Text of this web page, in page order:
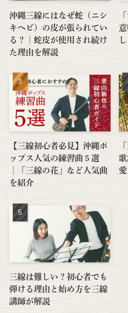
沖縄三線にはなぜ蛇（ニシ
キヘビ）の皮が張られてい
る？│蛇皮が使用され続け
た理由を解説
【三線初心者必見】沖縄ポ
ップス人気の練習曲５選
│「三線の花」など人気曲
を紹介
三線は難しい？初心者でも
弾ける理由と始め方を三線
講師が解説